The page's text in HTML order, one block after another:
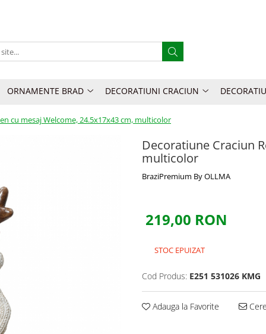
ORNAMENTE BRAD DECORATIUNI CRACIUN
cu mesaj Welcome, 24.5x17x43 cm, multicolor
Decoratiune Craciun
multicolor
BraziPremium By OLLMA
219,00 RON
STOC EPUIZAT
Cod Produs: E251 531026 KMG
Adauga la Favorite